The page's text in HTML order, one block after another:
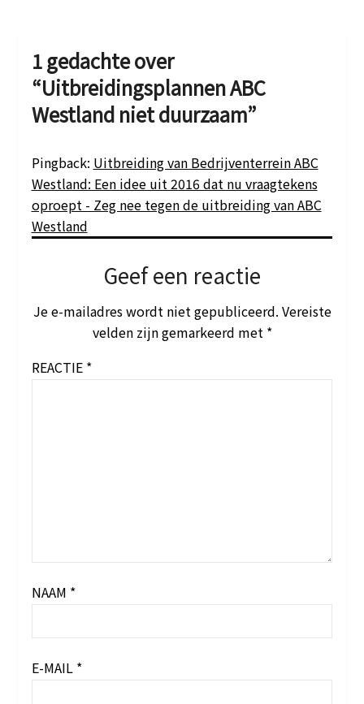
1 gedachte over
“Uitbreidingsplannen ABC
Westland niet duurzaam”
Pingback: Uitbreiding van Bedrijventerrein ABC
Westland: Een idee uit 2016 dat nu vraagtekens
oproept - Zeg nee tegen de uitbreiding van ABC
Westland
Geef een reactie
Je e-mailadres wordt niet gepubliceerd. Vereiste
velden zijn gemarkeerd met *
REACTIE *
NAAM *
E-MAIL *